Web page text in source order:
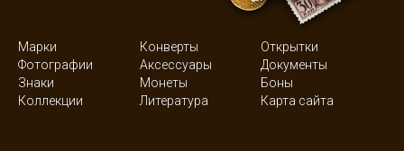
Марки Конверты
Открытки
Фотографии
Аксессуары
Документы
Знаки
Монеты
Боны
Коллекции
Литература Карта сайта